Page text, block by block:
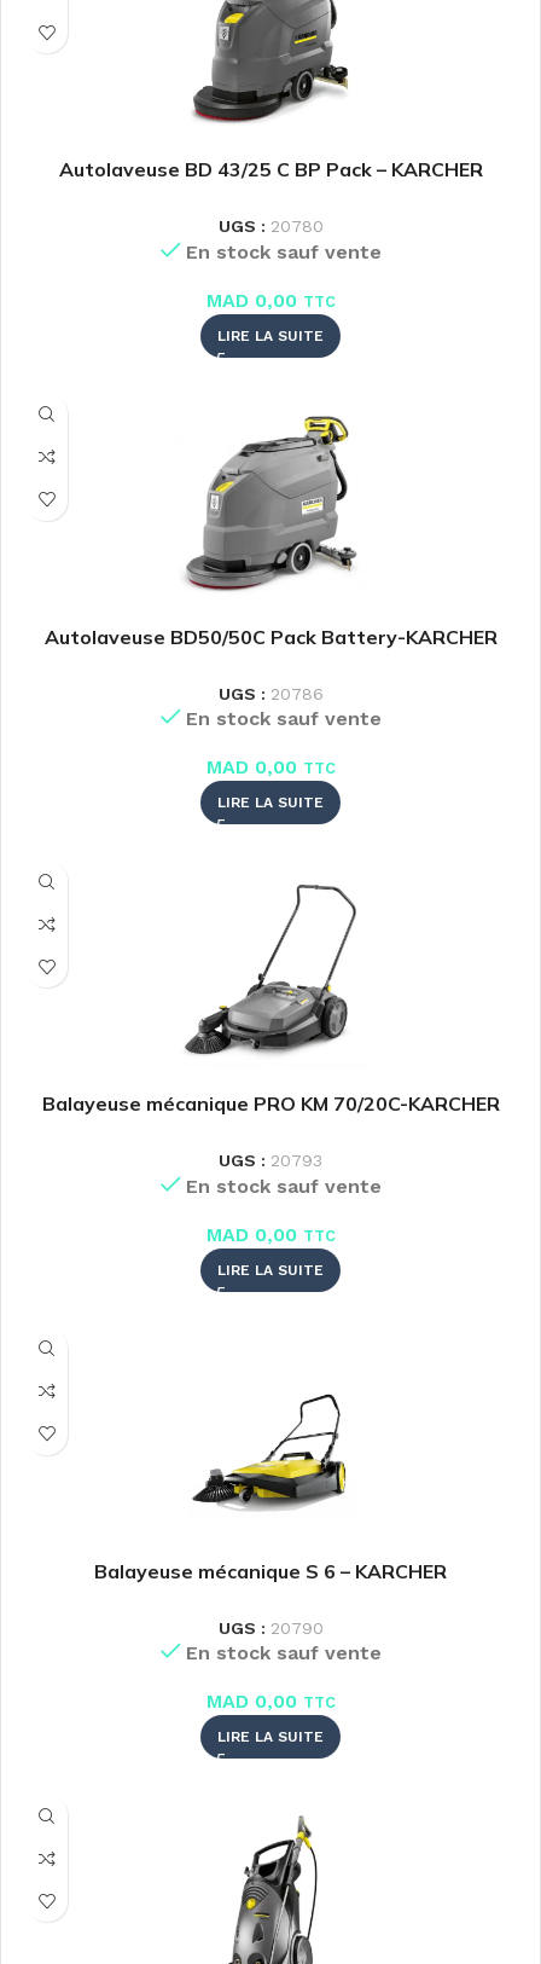
Autolaveuse BD 43/25 C BP Pack – KARCHER
UGS : 20780
En stock sauf vente
MAD0,00 TTC
LIRE LA SUITE
Autolaveuse BD50/50C Pack Battery-KARCHER
UGS : 20786
En stock sauf vente
MAD0,00 TTC
LIRE LA SUITE
Balayeuse mécanique PRO KM 70/20C-KARCHER
UGS : 20793
En stock sauf vente
MAD0,00 TTC
LIRE LA SUITE
Balayeuse mécanique S 6 – KARCHER
UGS : 20790
En stock sauf vente
MAD0,00 TTC
LIRE LA SUITE